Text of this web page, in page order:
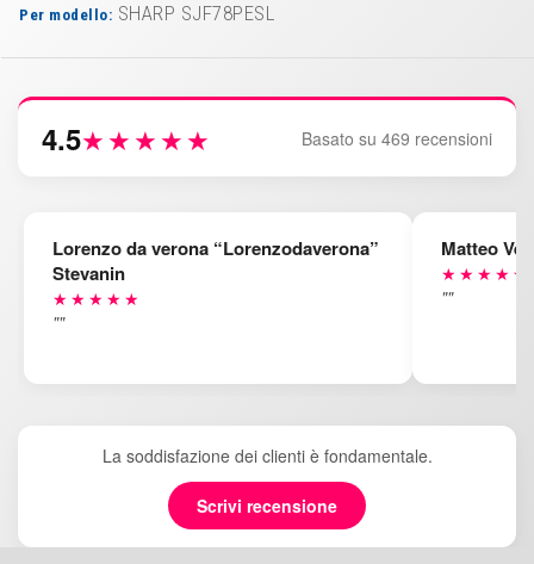
Per modello: SHARP SJF78PESL
4.5★★★★★ Basato su 469 recensioni
Lorenzo da verona “Lorenzodaverona”
Stevanin
★★★★★
""
Matteo
★★★★★
""
La soddisfazione dei clienti è fondamentale.
Scrivi recensione